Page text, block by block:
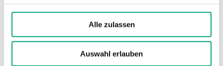
Alle zulassen
Auswahl erlauben